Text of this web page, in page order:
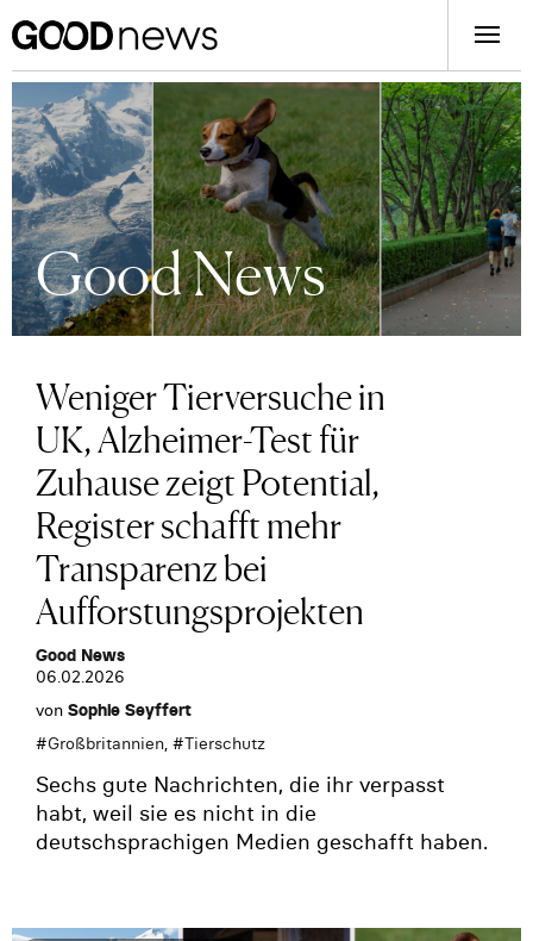
Good News
Weniger Tierversuche in
UK, Alzheimer-Test für
Zuhause zeigt Potential,
Register schafft mehr
Transparenz bei
Aufforstungsprojekten
Good News
06.02.2026
von Sophie Seyffert
#Großbritannien, #Tierschutz
Sechs gute Nachrichten, die ihr verpasst
habt, weil sie es nicht in die
deutschsprachigen Medien geschafft haben.